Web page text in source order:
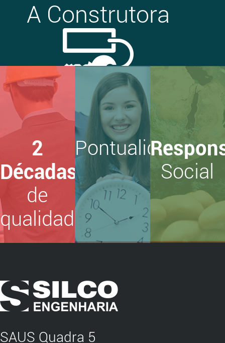
A Construtora
Portfolio
Fale Conosco
2
Décadas
de
qualidade
Pontualidade
Social
SAUS Quadra 5